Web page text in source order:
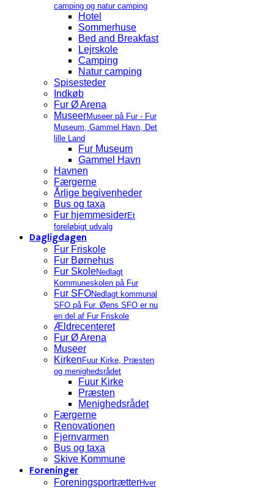
camping og natur camping
Hotel
Sommerhuse
Bed and Breakfast
Lejrskole
Camping
Natur camping
Spisesteder
Indkøb
Fur Ø Arena
MuseerMuseer på Fur - Fur
Museum, Gammel Havn, Det
lille Land
Fur Museum
Gammel Havn
Havnen
Færgerne
Årlige begivenheder
Bus og taxa
Fur hjemmesiderEt
foreløbigt udvalg
Dagligdagen
Fur Friskole
Fur Børnehus
Fur SkoleNedlagt
Kommuneskolen på Fur
Fur SFONedlagt kommunal
SFO på Fur. Øens SFO er nu
en del af Fur Friskole
Ældrecenteret
Fur Ø Arena
Museer
Kirken Fuur Kirke, Præsten
og menighedsrådet
Fuur Kirke
Præsten
Menighedsrådet
Færgerne
Renovationen
Fjernvarmen
Bus og taxa
Skive Kommune
Foreninger
ForeningsportrætterHver